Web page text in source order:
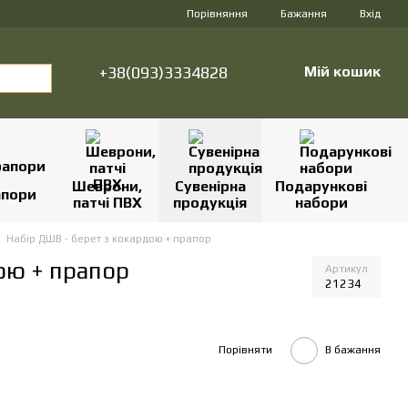
Порівняння Бажання Вхід
+38(093)3334828 Мій кошик
Шеврони,
патчі ПВХ
Сувенірна
продукція
Подарункові
набори
Набір ДШВ - берет з кокардою + прапор
+ прапор Артикул
21234
Порівняти В бажання